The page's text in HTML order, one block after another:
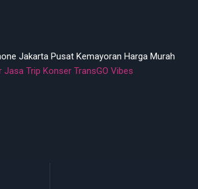
Jakarta Pusat Kemayoran Harga Murah
Jasa Trip Konser TransGO Vibes